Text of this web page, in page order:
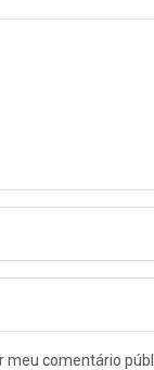
meu comentário